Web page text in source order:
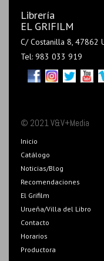
Librería
EL GRIFILM
C/ Costanilla 8, 47862
Tel: 983 033 919
© 2021 V&V+Media
Inicio
Catálogo
Noticias/Blog
Recomendaciones
El Grifilm
Urueña/Villa del Libro
Contacto
Horarios
Productora